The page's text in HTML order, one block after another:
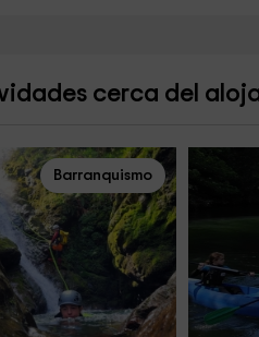
cerca del
Barranquismo